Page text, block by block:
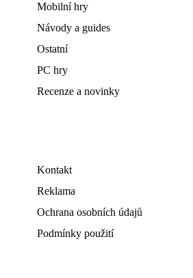
Mobilní hry
Návody a guides
Ostatní
PC hry
Recenze a novinky
Kontakt
Reklama
Ochrana osobních údajů
Podmínky použití